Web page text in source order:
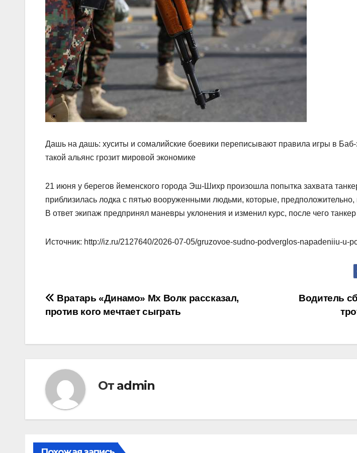
Дашь на дашь: хуситы и сомалийские боевики переписывают правила игры в
такой альянс грозит мировой экономике
21 июня у берегов йеменского города Эш-Шихр произошла попытка захвата
приблизилась лодка с пятью вооруженными людьми, которые, предположительно,
В ответ экипаж предпринял маневры уклонения и изменил курс, после чего
Источник: http://iz.ru/2127640/2026-07-05/gruzovoe-sudno-podverglos-napadeniiu-u-
Навигация
по
записям
Водитель
Вратарь «Динамо» Мх Волк рассказал,
против кого мечтает сыграть
От admin